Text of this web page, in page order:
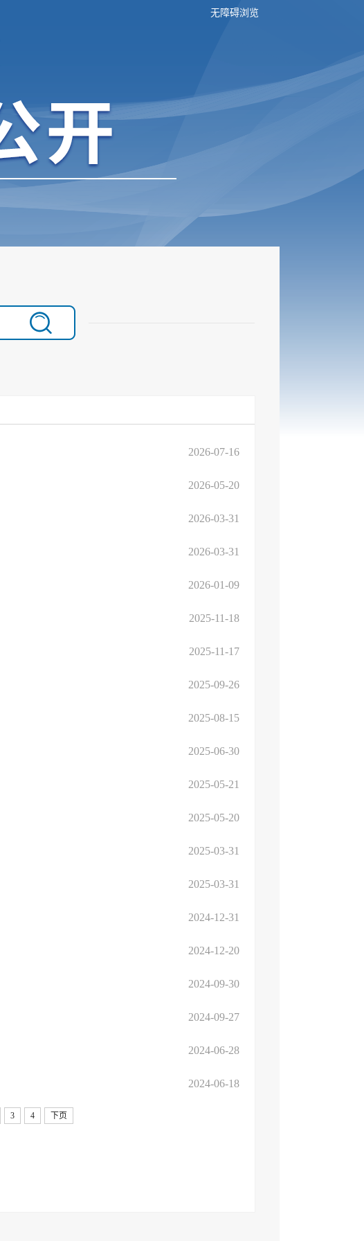
无障碍浏览
2026-07-16
2026-05-20
2026-03-31
2026-03-31
2026-01-09
2025-11-18
2025-11-17
2025-09-26
2025-08-15
2025-06-30
2025-05-21
2025-05-20
2025-03-31
2025-03-31
2024-12-31
2024-12-20
2024-09-30
2024-09-27
2024-06-28
2024-06-18
3 4 下页